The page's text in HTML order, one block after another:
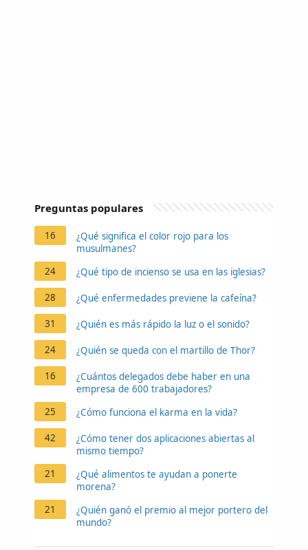
Preguntas populares
16
¿Qué significa el color rojo para los
musulmanes?
24
¿Qué tipo de incienso se usa en las iglesias?
28 ¿Qué enfermedades previene la cafeína?
31 ¿Quién es más rápido la luz o el sonido?
24 ¿Quién se queda con el martillo de Thor?
16
¿Cuántos delegados debe haber en una
empresa de 600 trabajadores?
25
¿Cómo funciona el karma en la vida?
42
¿Cómo tener dos aplicaciones abiertas al
mismo tiempo?
21
¿Qué alimentos te ayudan a ponerte
morena?
21
¿Quién ganó el premio al mejor portero del
mundo?